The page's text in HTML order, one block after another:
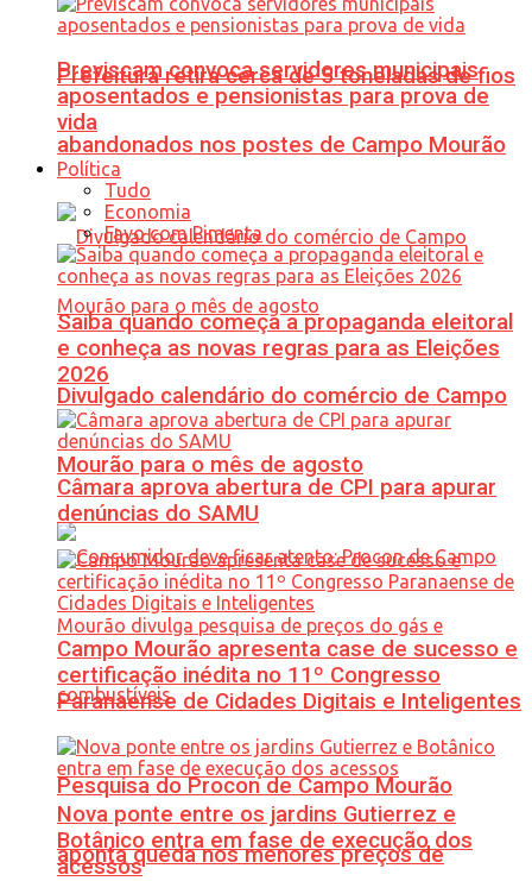
Prefeitura retira cerca de 5 toneladas de fios
abandonados nos postes de Campo Mourão
Divulgado calendário do comércio de Campo
Mourão para o mês de agosto
Pesquisa do Procon de Campo Mourão
aponta queda nos menores preços de
Previscam convoca servidores municipais
aposentados e pensionistas para prova de
vida
Política
Tudo
Economia
Favo com Pimenta
Saiba quando começa a propaganda eleitoral
e conheça as novas regras para as Eleições
2026
Câmara aprova abertura de CPI para apurar
denúncias do SAMU
Campo Mourão apresenta case de sucesso e
certificação inédita no 11º Congresso
Paranaense de Cidades Digitais e Inteligentes
Nova ponte entre os jardins Gutierrez e
Botânico entra em fase de execução dos
acessos